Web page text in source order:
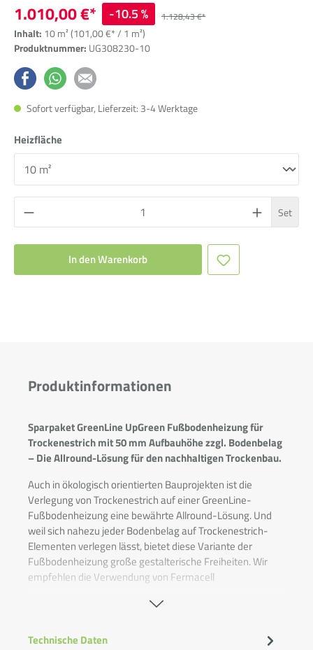
1.010,00 €* -10.5 % 1.128,43 €*
Inhalt: 10 m²(101,00 €* / 1 m²)
Produktnummer: UG308230-10
Sofort verfügbar, Lieferzeit: 3-4 Werktage
Heizfläche
Set
In den Warenkorb
Produktinformationen
Sparpaket GreenLine UpGreen Fußbodenheizung für
Trockenestrich mit 50 mm Aufbauhöhe zzgl. Bodenbelag
– Die Allround-Lösung für den nachhaltigen Trockenbau.
Auch in ökologisch orientierten Bauprojekten ist die
Verlegung von Trockenestrich auf einer GreenLine-
Fußbodenheizung eine bewährte Allround-Lösung. Und
weil sich nahezu jeder Bodenbelag auf Trockenestrich-
Elementen verlegen lässt, bietet diese Variante der
Fußbodenheizung große gestalterische Freiheiten. Wir
empfehlen die Verwendung von Fermacell
dies ermöglicht eine Aufbauhöhe ab 50 mm inklusive
den Aufbau mit Holzdielen auf einer Konterlattung.
Technische Daten